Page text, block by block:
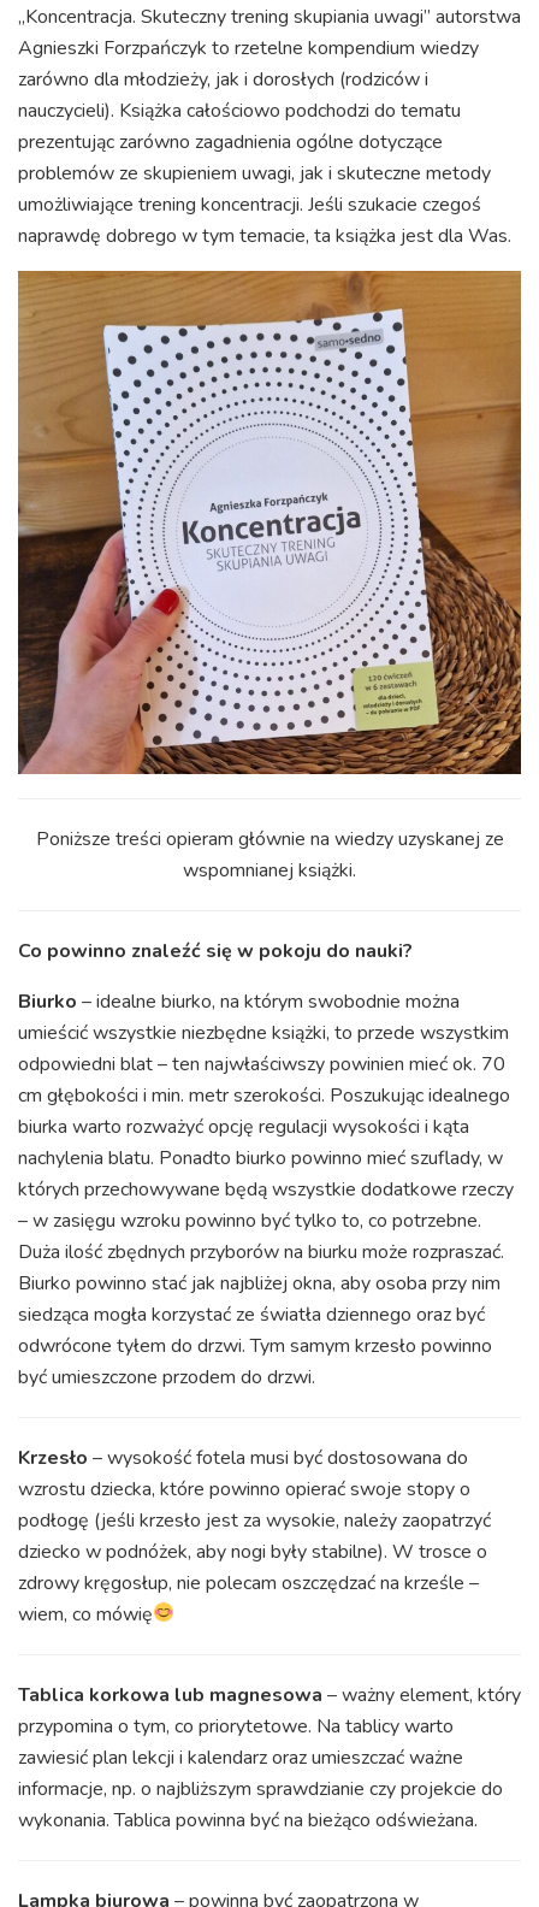
„Koncentracja. Skuteczny trening skupiania uwagi” autorstwa
Agnieszki Forzpańczyk to rzetelne kompendium wiedzy
zarówno dla młodzieży, jak i dorosłych (rodziców i
nauczycieli). Książka całościowo podchodzi do tematu
prezentując zarówno zagadnienia ogólne dotyczące
problemów ze skupieniem uwagi, jak i skuteczne metody
umożliwiające trening koncentracji. Jeśli szukacie czegoś
naprawdę dobrego w tym temacie, ta książka jest dla Was.
Poniższe treści opieram głównie na wiedzy uzyskanej ze
wspomnianej książki.
Co powinno znaleźć się w pokoju do nauki?
Biurko – idealne biurko, na którym swobodnie można
umieścić wszystkie niezbędne książki, to przede wszystkim
odpowiedni blat – ten najwłaściwszy powinien mieć ok. 70
cm głębokości i min. metr szerokości. Poszukując idealnego
biurka warto rozważyć opcję regulacji wysokości i kąta
nachylenia blatu. Ponadto biurko powinno mieć szuflady, w
których przechowywane będą wszystkie dodatkowe rzeczy
– w zasięgu wzroku powinno być tylko to, co potrzebne.
Duża ilość zbędnych przyborów na biurku może rozpraszać.
Biurko powinno stać jak najbliżej okna, aby osoba przy nim
siedząca mogła korzystać ze światła dziennego oraz być
odwrócone tyłem do drzwi. Tym samym krzesło powinno
być umieszczone przodem do drzwi.
Krzesło – wysokość fotela musi być dostosowana do
wzrostu dziecka, które powinno opierać swoje stopy o
podłogę (jeśli krzesło jest za wysokie, należy zaopatrzyć
dziecko w podnóżek, aby nogi były stabilne). W trosce o
zdrowy kręgosłup, nie polecam oszczędzać na krześle –
wiem, co mówię
Tablica korkowa lub magnesowa – ważny element, który
przypomina o tym, co priorytetowe. Na tablicy warto
zawiesić plan lekcji i kalendarz oraz umieszczać ważne
informacje, np. o najbliższym sprawdzianie czy projekcie do
wykonania. Tablica powinna być na bieżąco odświeżana.
Lampka biurowa – powinna być zaopatrzona w